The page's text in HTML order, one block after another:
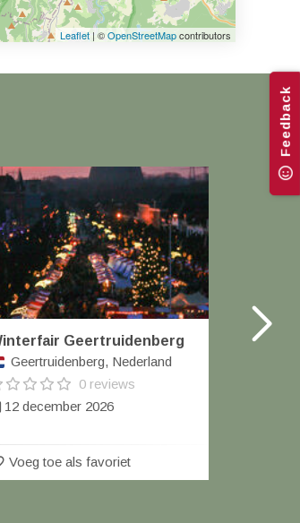
Leaflet | ©OpenStreetMapcontributors
Geertruidenberg
Geertruidenberg, Nederland
0 reviews
12 december 2026
Voeg toe als favoriet
Feedback